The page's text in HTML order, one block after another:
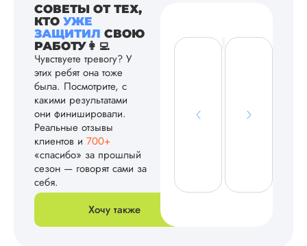
СОВЕТЫ ОТ ТЕХ,
КТО УЖЕ
ЗАЩИТИЛ СВОЮ
РАБОТУ👩‍💻
Чувствуете тревогу? У
этих ребят она тоже
была. Посмотрите, с
какими результатами
они финишировали.
Реальные отзывы
клиентов и 700+
«спасибо» за прошлый
сезон — говорят сами за
себя.
Хочу также